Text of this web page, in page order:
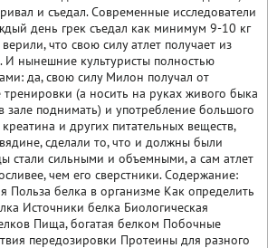
и съедал. Современные исследователи
день грек съедал как минимум 9-10 кг
что свою силу атлет получает из
И нынешние культуристы полностью
да, свою силу Милон получал от
(а носить на руках живого быка
зале поднимать) и употребление большого
и других питательных веществ,
сделали то, что и должны были
стали сильными и объемными, а сам атлет
чем его сверстники. Содержание:
Польза белка в организме Как определить
Источники белка Биологическая
Пища, богатая белком Побочные
передозировки Протеины для разного